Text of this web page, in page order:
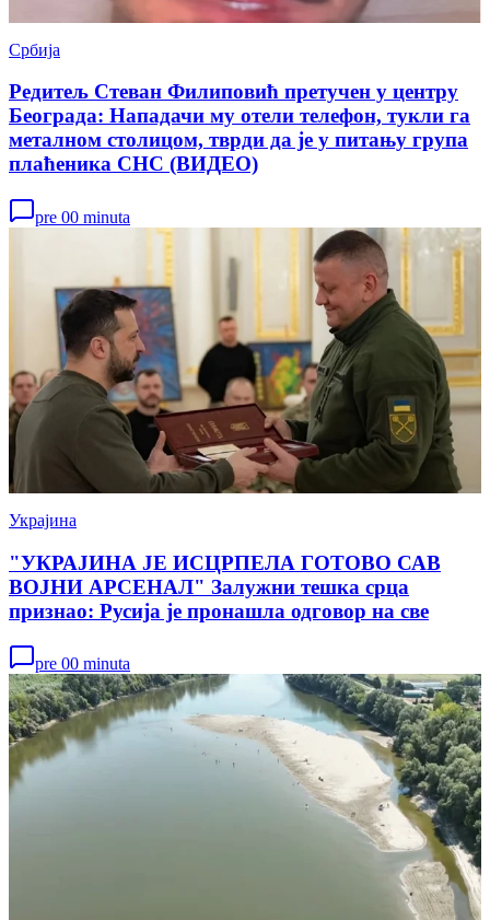
Србија
Редитељ Стеван Филиповић претучен у центру
Београда: Нападачи му отели телефон, тукли га
металном столицом, тврди да је у питању група
плаћеника СНС (ВИДЕО)
pre 00 minuta
Украјина
"УКРАЈИНА ЈЕ ИСЦРПЕЛА ГОТОВО САВ
ВОЈНИ АРСЕНАЛ" Залужни тешка срца
признао: Русија је пронашла одговор на све
pre 00 minuta